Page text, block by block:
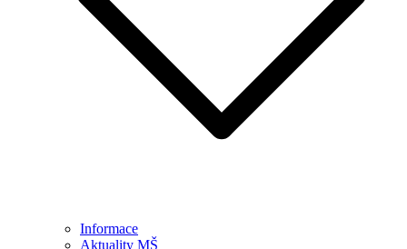
Informace
Aktuality MŠ